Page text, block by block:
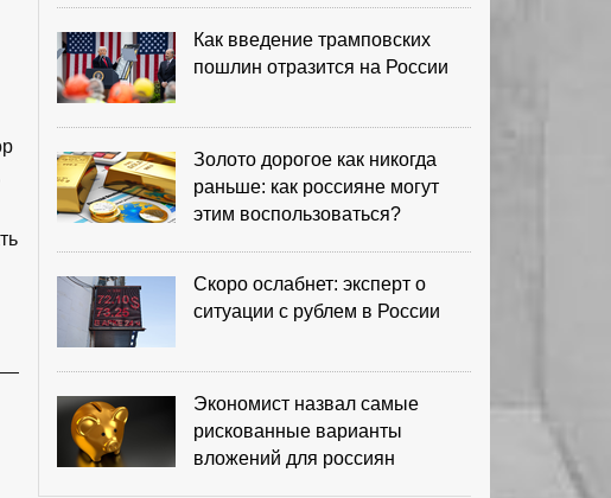
Как введение трамповских
пошлин отразится на России
Золото дорогое как никогда
раньше: как россияне могут
этим воспользоваться?
Скоро ослабнет: эксперт о
ситуации с рублем в России
Экономист назвал самые
рискованные варианты
вложений для россиян